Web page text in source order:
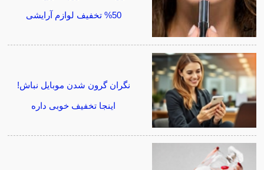
50% تخفیف لوازم آرایشی
نگران گرون شدن موبایل نباش!
اینجا تخفیف خوبی داره